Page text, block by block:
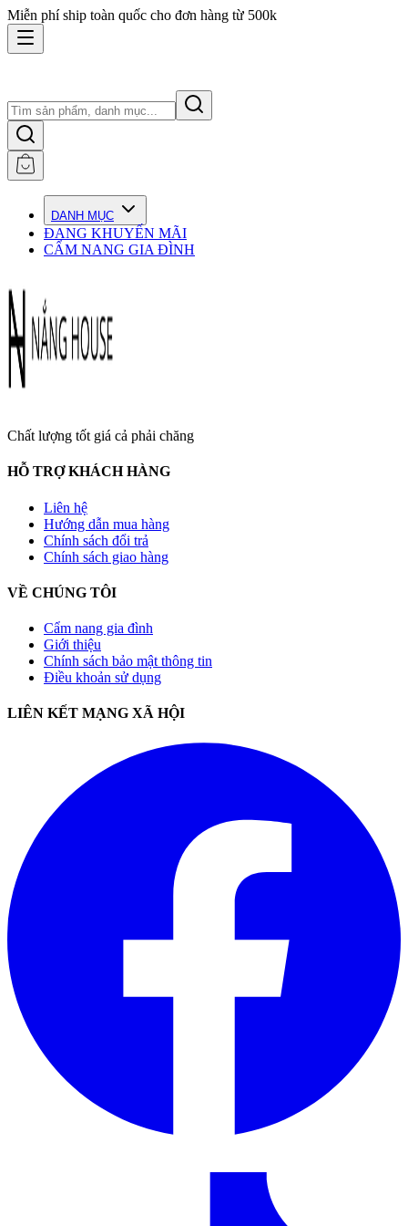
Miễn phí ship toàn quốc cho đơn hàng từ 500k
DANH MỤC
ĐANG KHUYẾN MÃI
CẨM NANG GIA ĐÌNH
Chất lượng tốt giá cả phải chăng
HỖ TRỢ KHÁCH HÀNG
Liên hệ
Hướng dẫn mua hàng
Chính sách đổi trả
Chính sách giao hàng
VỀ CHÚNG TÔI
Cẩm nang gia đình
Giới thiệu
Chính sách bảo mật thông tin
Điều khoản sử dụng
LIÊN KẾT MẠNG XÃ HỘI